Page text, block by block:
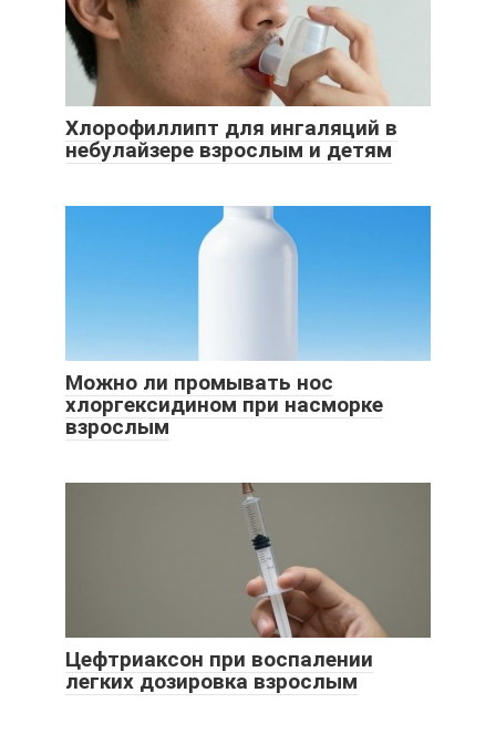
Хлорофиллипт для ингаляций в
небулайзере взрослым и детям
Можно ли промывать нос
хлоргексидином при насморке
взрослым
Цефтриаксон при воспалении
легких дозировка взрослым